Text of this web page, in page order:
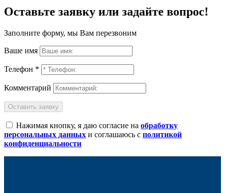
Оставьте заявку или задайте вопрос!
Заполните форму, мы Вам перезвоним
Ваше имя
Телефон *
Комментарий
Оставить заявку
Нажимая кнопку, я даю согласие на обработку
персональных данных и соглашаюсь с политикой
конфиденциальности